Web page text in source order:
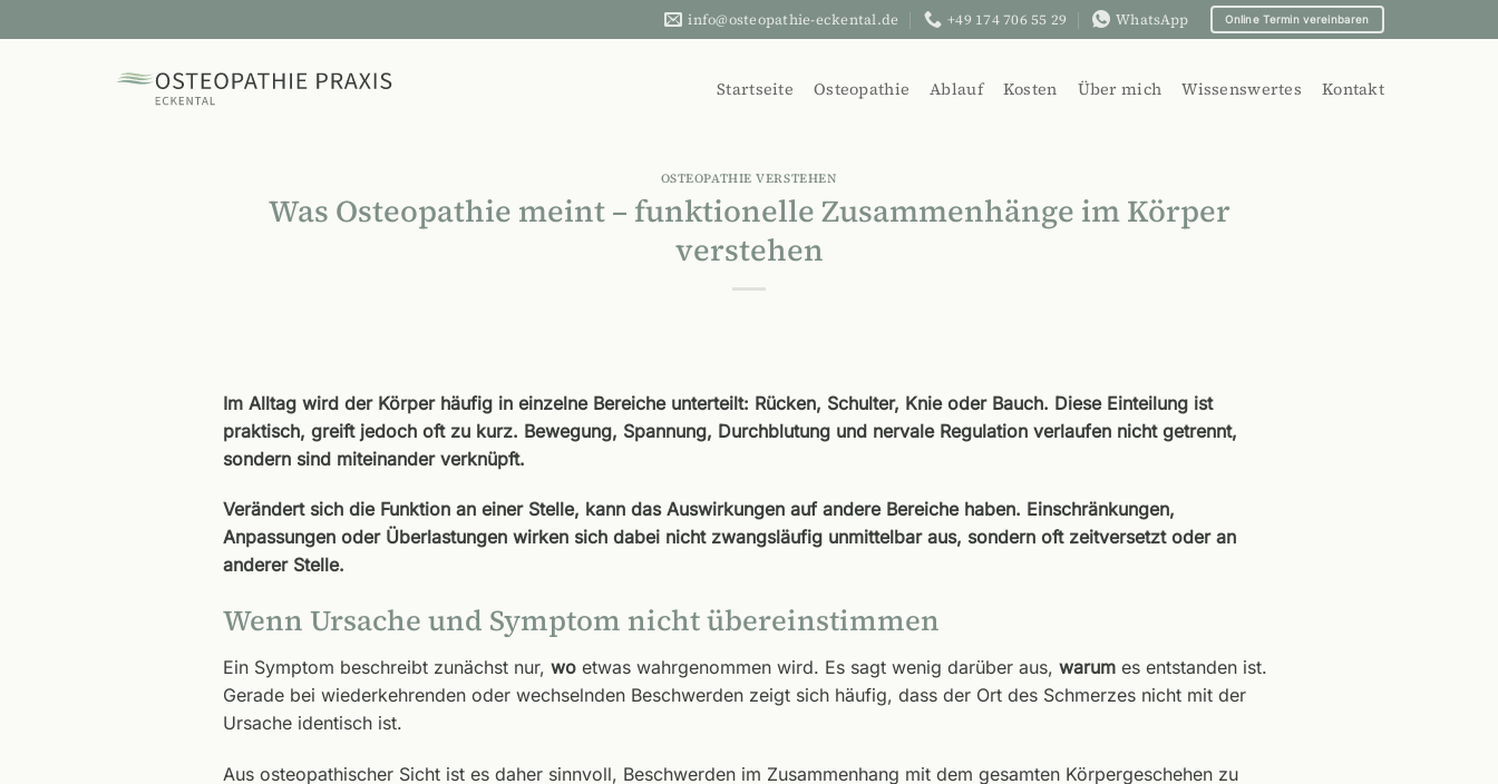
Inhalt
info@osteopathie-eckental.de +49 174 706 55 29 WhatsApp Online Termin vereinbaren
Startseite Osteopathie Ablauf Kosten Über mich Wissenswertes Kontakt
OSTEOPATHIE VERSTEHEN
Was Osteopathie meint – funktionelle Zusammenhänge im Körper
verstehen
Im Alltag wird der Körper häufig in einzelne Bereiche unterteilt: Rücken, Schulter, Knie oder Bauch. Diese Einteilung ist
praktisch, greift jedoch oft zu kurz. Bewegung, Spannung, Durchblutung und nervale Regulation verlaufen nicht getrennt,
sondern sind miteinander verknüpft.
Verändert sich die Funktion an einer Stelle, kann das Auswirkungen auf andere Bereiche haben. Einschränkungen,
Anpassungen oder Überlastungen wirken sich dabei nicht zwangsläufig unmittelbar aus, sondern oft zeitversetzt oder an
anderer Stelle.
Wenn Ursache und Symptom nicht übereinstimmen
Ein Symptom beschreibt zunächst nur, woetwas wahrgenommen wird. Es sagt wenig darüber aus, warumes entstanden ist.
Gerade bei wiederkehrenden oder wechselnden Beschwerden zeigt sich häufig, dass der Ort des Schmerzes nicht mit der
Ursache identisch ist.
Aus osteopathischer Sicht ist es daher sinnvoll, Beschwerden im Zusammenhang mit dem gesamten Körpergeschehen zu